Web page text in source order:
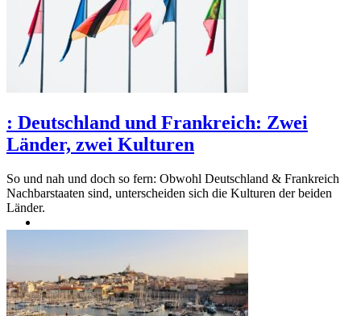
: Deutschland und Frankreich: Zwei
Länder, zwei Kulturen
So und nah und doch so fern: Obwohl Deutschland & Frankreich
Nachbarstaaten sind, unterscheiden sich die Kulturen der beiden
Länder.